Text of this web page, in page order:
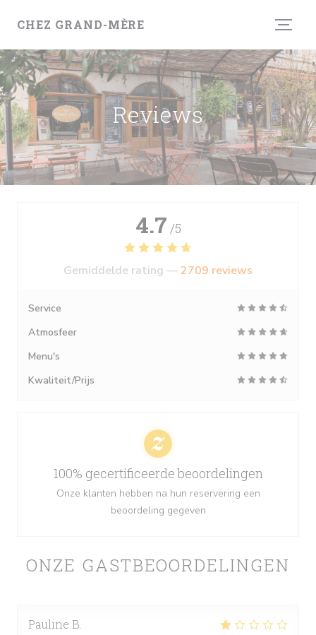
CHEZ GRAND-MÈRE
Reviews
ONZE GASTBEOORDELINGEN
Pauline B
4.7 /5
Gemiddelde rating —2709 reviews
Service
Atmosfeer
Menu's
Kwaliteit/Prijs
100% gecertificeerde beoordelingen
Onze klanten hebben na hun reservering een
beoordeling gegeven